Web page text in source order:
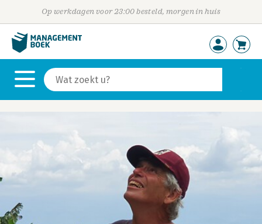
Op werkdagen voor 23:00 besteld, morgen in huis